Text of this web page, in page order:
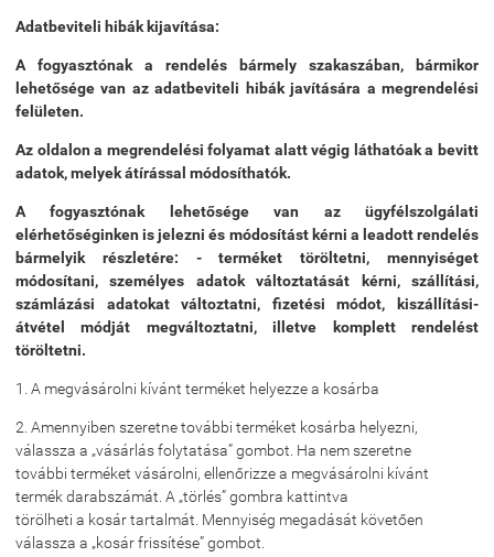
Adatbeviteli hibák kijavítása:
A fogyasztónak a rendelés bármely szakaszában, bármikor
lehetősége van az adatbeviteli hibák javítására a megrendelési
felületen.
Az oldalon a megrendelési folyamat alatt végig láthatóak a bevitt
adatok, melyek átírással módosíthatók.
A fogyasztónak lehetősége van az ügyfélszolgálati
elérhetőséginken is jelezni és módosítást kérni a leadott rendelés
bármelyik részletére: - terméket töröltetni, mennyiséget
módosítani, személyes adatok változtatását kérni, szállítási,
számlázási adatokat változtatni, fizetési módot, kiszállítási-
átvétel módját megváltoztatni, illetve komplett rendelést
töröltetni.
1. A megvásárolni kívánt terméket helyezze a kosárba
2. Amennyiben szeretne további terméket kosárba helyezni,
válassza a „vásárlás folytatása” gombot. Ha nem szeretne
további terméket vásárolni, ellenőrizze a megvásárolni kívánt
termék darabszámát. A „törlés” gombra kattintva
törölheti a kosár tartalmát. Mennyiség megadását követően
válassza a „kosár frissítése” gombot.